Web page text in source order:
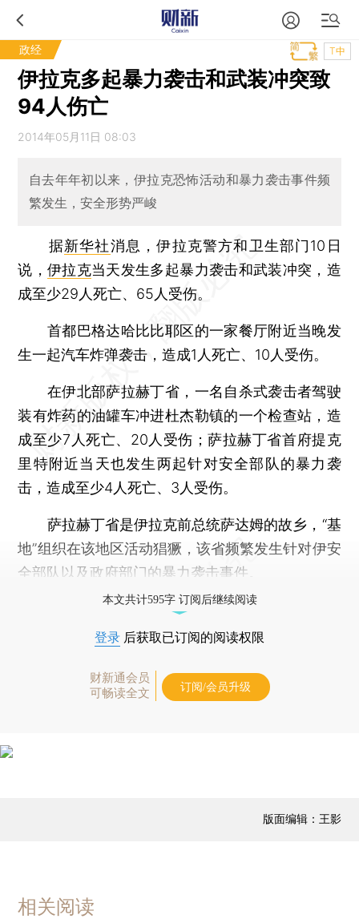
政经 T中
伊拉克多起暴力袭击和武装冲突致
94人伤亡
2014年05月11日 08:03
自去年年初以来，伊拉克恐怖活动和暴力袭击事件频
繁发生，安全形势严峻
据新华社消息，伊拉克警方和卫生部门10日
说，伊拉克当天发生多起暴力袭击和武装冲突，造
成至少29人死亡、65人受伤。
首都巴格达哈比比耶区的一家餐厅附近当晚发
生一起汽车炸弹袭击，造成1人死亡、10人受伤。
在伊北部萨拉赫丁省，一名自杀式袭击者驾驶
装有炸药的油罐车冲进杜杰勒镇的一个检查站，造
成至少7人死亡、20人受伤；萨拉赫丁省首府提克
里特附近当天也发生两起针对安全部队的暴力袭
击，造成至少4人死亡、3人受伤。
萨拉赫丁省是伊拉克前总统萨达姆的故乡，“基
地”组织在该地区活动猖獗，该省频繁发生针对伊安
全部队以及政府部门的暴力袭击事件。
本文共计595字 订阅后继续阅读
登录 后获取已订阅的阅读权限
财新通会员
可畅读全文
订阅/会员升级
版面编辑：王影
相关阅读